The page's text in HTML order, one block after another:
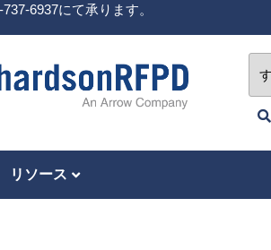
737-6937にて承ります。
リソース